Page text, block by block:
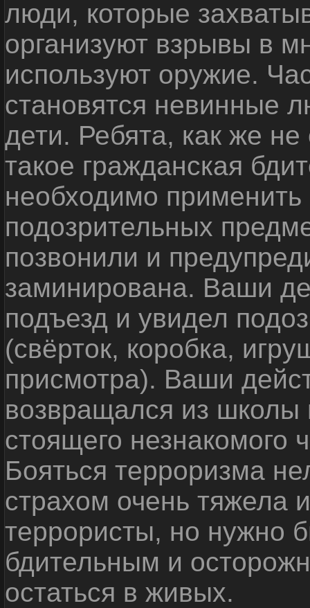
люди, которые
организуют взрывы в
используют оружие.
становятся невинные
дети. Ребята, как же не
такое гражданская
необходимо
подозрительных
позвонили и
заминирована. Ваши
подъезд и увидел
(свёрток, коробка,
присмотра). Ваши
возвращался из школы
стоящего незнакомого
Бояться терроризма
страхом очень тяжела
террористы, но нужно
бдительным и
остаться в живых.